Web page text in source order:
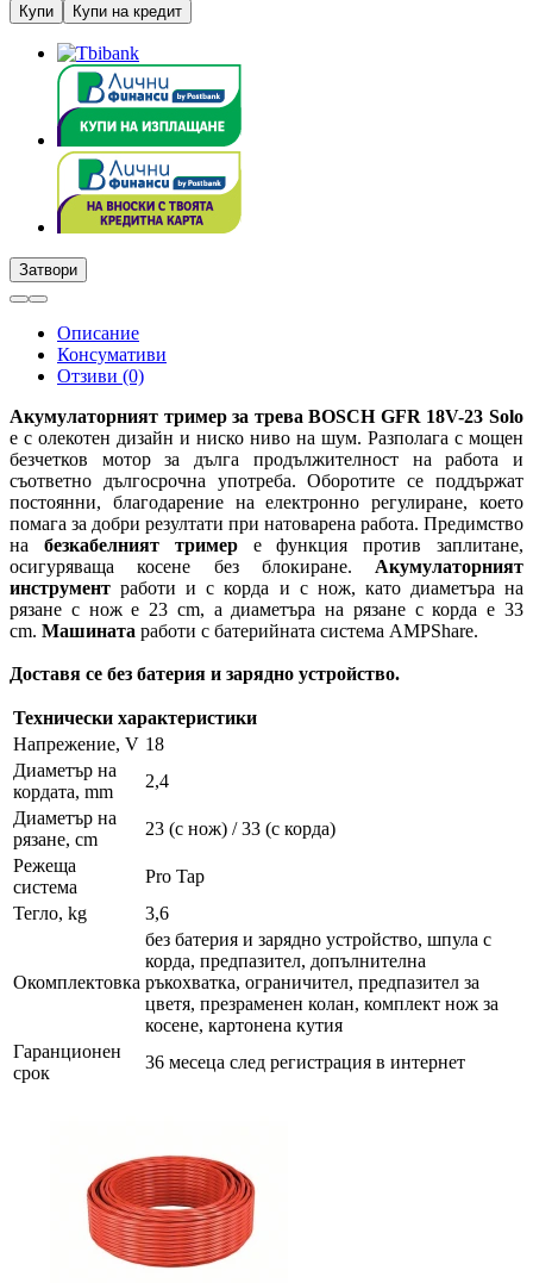
Купи Купи на кредит
Затвори
Описание
Консумативи
Отзиви (0)
Акумулаторният тример за трева BOSCH GFR 18V-23 Solo
е с олекотен дизайн и ниско ниво на шум. Разполага с мощен
безчетков мотор за дълга продължителност на работа и
съответно дългосрочна употреба. Оборотите се поддържат
постоянни, благодарение на електронно регулиране, което
помага за добри резултати при натоварена работа. Предимство
на безкабелният тримере функция против заплитане,
осигуряваща косене без блокиране. Акумулаторният
инструментработи и с корда и с нож, като диаметъра на
рязане с нож е 23 cm, а диаметъра на рязане с корда е 33
cm. Машината работи с батерийната система AMPShare.
Доставя се без батерия и зарядно устройство.
Технически характеристики
Напрежение, V 18
Диаметър на
кордата, mm
2,4
Диаметър на
рязане, cm
23 (с нож) / 33 (с корда)
Режеща
система
Pro Tap
Тегло, kg
3,6
Окомплектовка
без батерия и зарядно устройство, шпула с
корда, предпазител, допълнителна
ръкохватка, ограничител, предпазител за
цветя, презраменен колан, комплект нож за
косене, картонена кутия
Гаранционен
срок
36 месеца след регистрация в интернет